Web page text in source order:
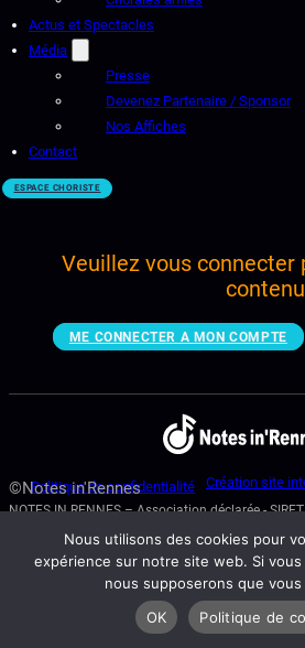
Actus et Spectacles
Média
Presse
Devenez Partenaire / Sponsor
Nos Affiches
Contact
ESPACE CHORISTE
Veuillez vous connecter
ME CONNECTER A MON COMPTE
Politique de confidentialité Création site
©Notes in'Rennes
NOTES IN RENNES – Association déclarée -
Nous utilisons des cookies pour
expérience sur notre site web. Si
nous supposerons que
OK
Politique de